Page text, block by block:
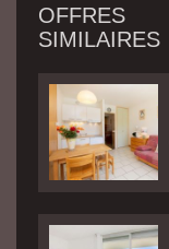
OFFRES
SIMILAIRES